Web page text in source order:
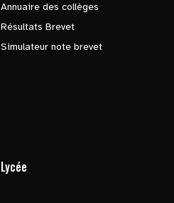
Annuaire des collèges
Résultats Brevet
Simulateur note brevet
Lycée